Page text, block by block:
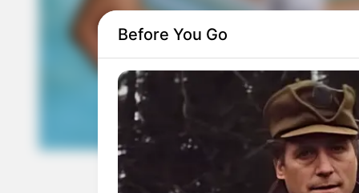
Fashion
Before You Go
RURAL HEARTS
Tired Of Explaining Farm Life?
Columbus Country Singles